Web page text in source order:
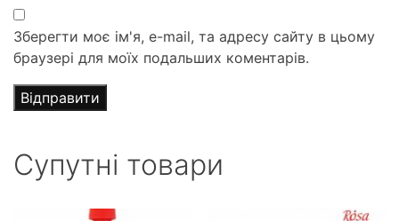
Зберегти моє ім'я, e-mail, та адресу сайту в цьому
браузері для моїх подальших коментарів.
Супутні товари